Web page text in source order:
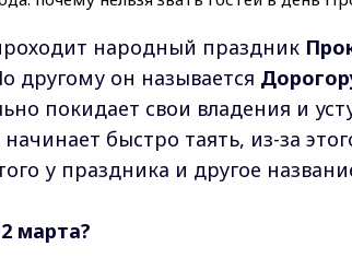
народный праздник
другому он называется
покидает свои владения и
быстро таять, из-за
у праздника и другое
марта?